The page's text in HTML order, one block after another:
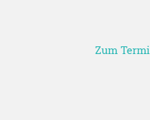
Zum